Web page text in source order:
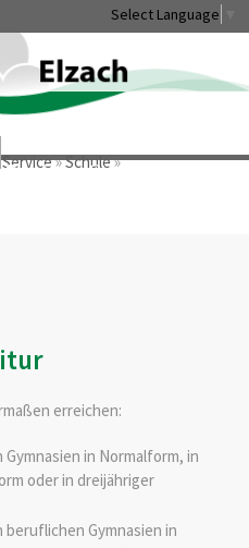
Select Language
»Service»Schule»
Service Stadtentwicklung &
erreichen:
in Normalform, in
oder in dreijähriger
Gymnasien in